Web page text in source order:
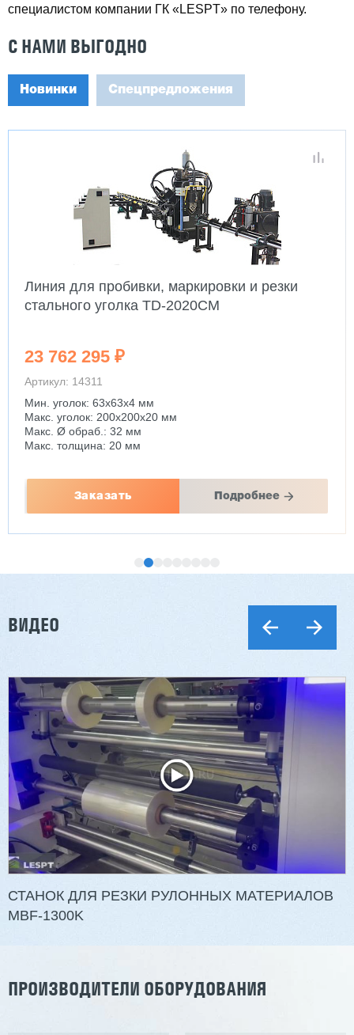
специалистом компании ГК «LESPT» по телефону.
С НАМИ ВЫГОДНО
Новинки Спецпредложения
Линия для пробивки, маркировки и резки
стального уголка TD-2020CM
23 762 295 ₽
Артикул: 14311
Мин. уголок: 63x63x4 мм
Макс. уголок: 200x200x20 мм
Макс. Ø обраб.: 32 мм
Макс. толщина: 20 мм
Заказать Подробнее
Двухсторонний шипорез MX6015
2 901 639 ₽
3 254 098 ₽
Артикул: 2497
Длина заготовки: 400-1500 мм
Макс. ширина заготовки: 580 мм
Станок проходного типа
Узлы: 4 пилы, 2 фрезы
ВИДЕО
СТАНОК ДЛЯ РЕЗКИ РУЛОННЫХ МАТЕРИАЛОВ
MBF-1300K
ПРОИЗВОДИТЕЛИ ОБОРУДОВАНИЯ